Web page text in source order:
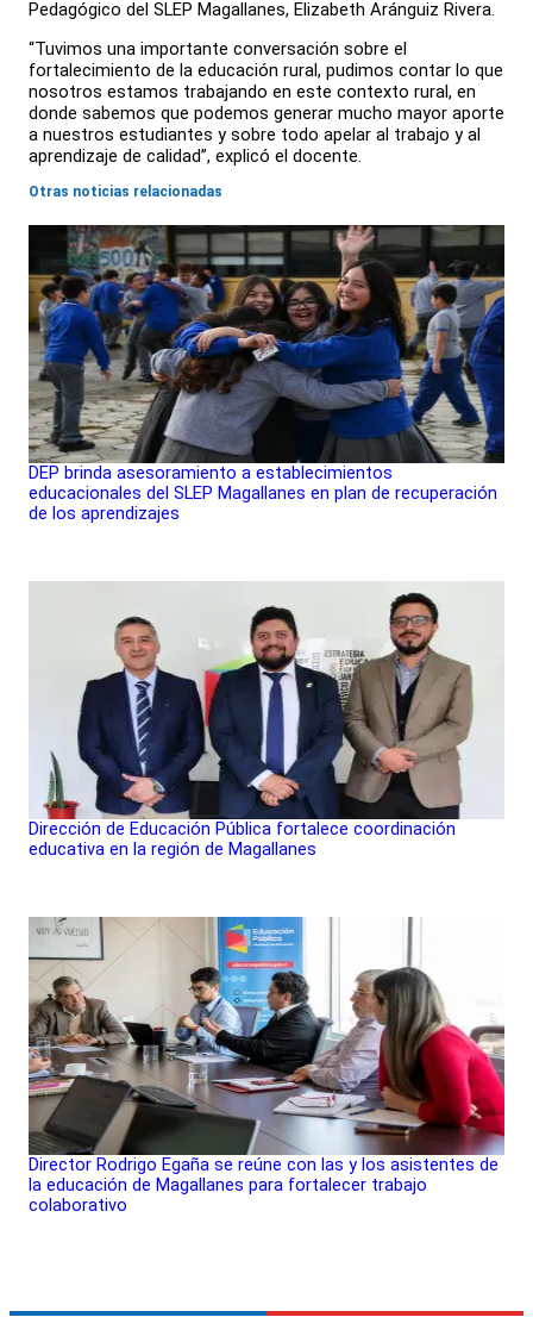
Pedagógico del SLEP Magallanes, Elizabeth Aránguiz Rivera.
“Tuvimos una importante conversación sobre el
fortalecimiento de la educación rural, pudimos contar lo que
nosotros estamos trabajando en este contexto rural, en
donde sabemos que podemos generar mucho mayor aporte
a nuestros estudiantes y sobre todo apelar al trabajo y al
aprendizaje de calidad”, explicó el docente.
Otras noticias relacionadas
DEP brinda asesoramiento a establecimientos
educacionales del SLEP Magallanes en plan de recuperación
de los aprendizajes
Dirección de Educación Pública fortalece coordinación
educativa en la región de Magallanes
Director Rodrigo Egaña se reúne con las y los asistentes de
la educación de Magallanes para fortalecer trabajo
colaborativo